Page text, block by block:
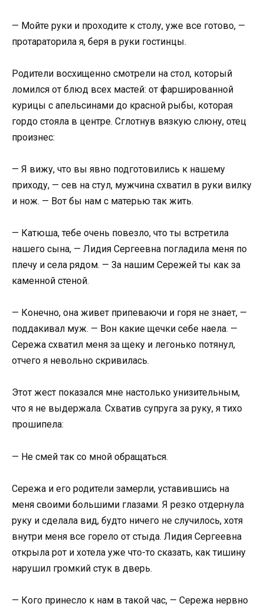
— Мойте руки и проходите к столу, уже все готово, —
протараторила я, беря в руки гостинцы.
Родители восхищенно смотрели на стол, который
ломился от блюд всех мастей: от фаршированной
курицы с апельсинами до красной рыбы, которая
гордо стояла в центре. Сглотнув вязкую слюну, отец
произнес:
— Я вижу, что вы явно подготовились к нашему
приходу, — сев на стул, мужчина схватил в руки вилку
и нож. — Вот бы нам с матерью так жить.
— Катюша, тебе очень повезло, что ты встретила
нашего сына, — Лидия Сергеевна погладила меня по
плечу и села рядом. — За нашим Сережей ты как за
каменной стеной.
— Конечно, она живет припеваючи и горя не знает, —
поддакивал муж. — Вон какие щечки себе наела. —
Сережа схватил меня за щеку и легонько потянул,
отчего я невольно скривилась.
Этот жест показался мне настолько унизительным,
что я не выдержала. Схватив супруга за руку, я тихо
прошипела:
— Не смей так со мной обращаться.
Сережа и его родители замерли, уставившись на
меня своими большими глазами. Я резко отдернула
руку и сделала вид, будто ничего не случилось, хотя
внутри меня все горело от стыда. Лидия Сергеевна
открыла рот и хотела уже что-то сказать, как тишину
нарушил громкий стук в дверь.
— Кого принесло к нам в такой час, — Сережа нервно